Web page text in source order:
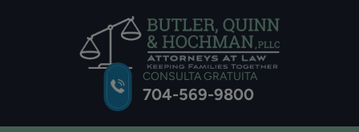
CONSULTA GRATUITA
704-569-9800